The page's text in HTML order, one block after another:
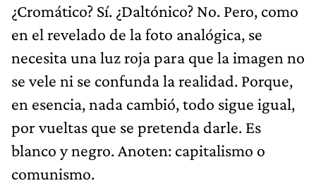
¿Cromático? Sí. ¿Daltónico? No. Pero, como
en el revelado de la foto analógica, se
necesita una luz roja para que la imagen no
se vele ni se confunda la realidad. Porque,
en esencia, nada cambió, todo sigue igual,
por vueltas que se pretenda darle. Es
blanco y negro. Anoten: capitalismo o
comunismo.